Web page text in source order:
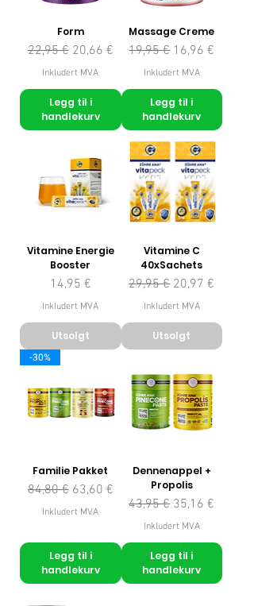
Form
Vanlig pris
22,95 € Salgspris
20,66 €
Inkludert MVA
Legg til i
handlekurv
Massage Creme
Vanlig pris
19,95 € Salgspris
16,96 €
Inkludert MVA
Legg til i
handlekurv
Vitamine Energie
Booster
Pris
14,95 €
Inkludert MVA
Utsolgt
Vitamine C
40xSachets
Vanlig pris
29,95 € Salgspris
20,97 €
Inkludert MVA
Utsolgt
-30%
Familie Pakket
Vanlig pris
84,80 € Salgspris
63,60 €
Inkludert MVA
Legg til i
handlekurv
Dennenappel +
Propolis
Vanlig pris
43,95 € Salgspris
35,16 €
Inkludert MVA
Legg til i
handlekurv